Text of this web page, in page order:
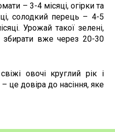
– 3-4 місяці, огірки та
солодкий перець – 4-5
Урожай такої зелені,
збирати вже через 20-30
овочі круглий рік і
це довіра до насіння, яке